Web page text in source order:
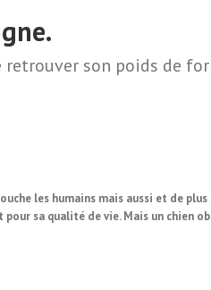
son poids de
les humains mais aussi et de plus
sa qualité de vie. Mais un chien